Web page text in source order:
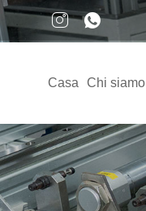
Casa Chi siamo